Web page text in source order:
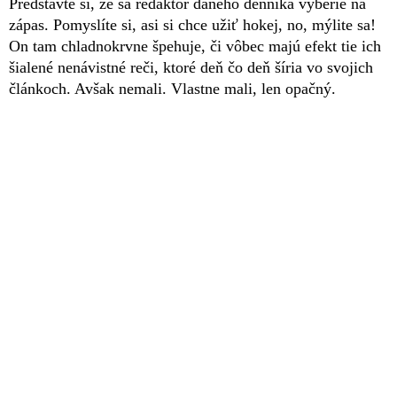
zápas. Pomyslíte si, asi si chce užiť hokej, no, mýlite sa!
On tam chladnokrvne špehuje, či vôbec majú efekt tie ich
šialené nenávistné reči, ktoré deň čo deň šíria vo svojich
článkoch. Avšak nemali. Vlastne mali, len opačný.